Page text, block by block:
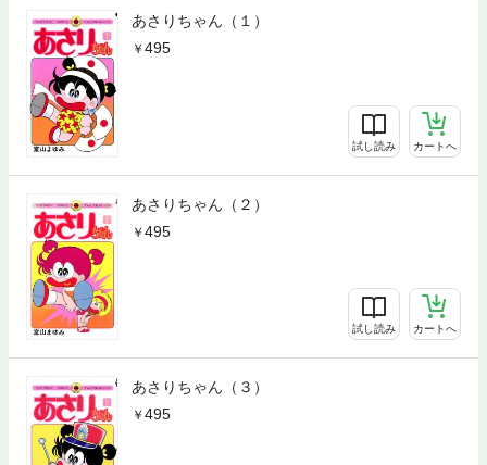
あさりちゃん（１）
495
試し読み カートへ
あさりちゃん（２）
495
試し読み カートへ
あさりちゃん（３）
495